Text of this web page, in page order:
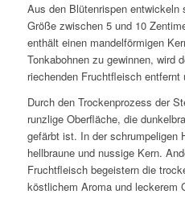
Aus den Blütenrispen entwickeln
Größe zwischen 5 und 10
enthält einen mandelförmigen
Tonkabohnen zu gewinnen, wird
riechenden Fruchtfleisch entfernt
Durch den Trockenprozess der
runzlige Oberfläche, die
gefärbt ist. In der schrumpeligen
hellbraune und nussige Kern.
Fruchtfleisch begeistern die
köstlichem Aroma und leckerem